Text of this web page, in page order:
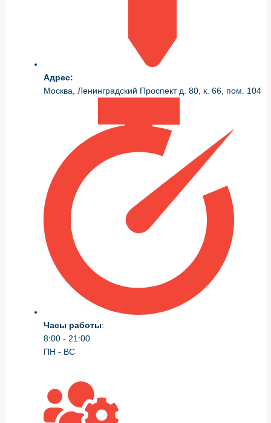
усиления аппаратной части сокращает ресурс
есть активные ошибки в электронике или проблемы с
топливной системой — сначала ремонт, потом тюнинг.
Как проходит стандартный
процесс в автосервисе
«»Первый Сервис»«
Первый шаг — полная диагностика: считывание кодов
ошибок, проверка датчиков, оценка состояния
сцепления и гидравлики трансмиссии. Без этого любые
изменения не будут безопасными.
Дальше — замер на стенде и бенчмаркинг заводских
карт. Только после этого приступаю к корректировкам с
поэтапным тестированием на дороге и повторной
диагностикой.
Инструменты и методы
Работаю с сертифицированными интерфейсами для
диагностические сценарии. Крайне важна точность
считывания и сохранение оригинальной прошивки на
случай отката.
Адрес:
Москва, Ленинградский Проспект д. 80, к. 66, пом. 104
Часы работы:
8:00 - 21:00
ПН - ВС